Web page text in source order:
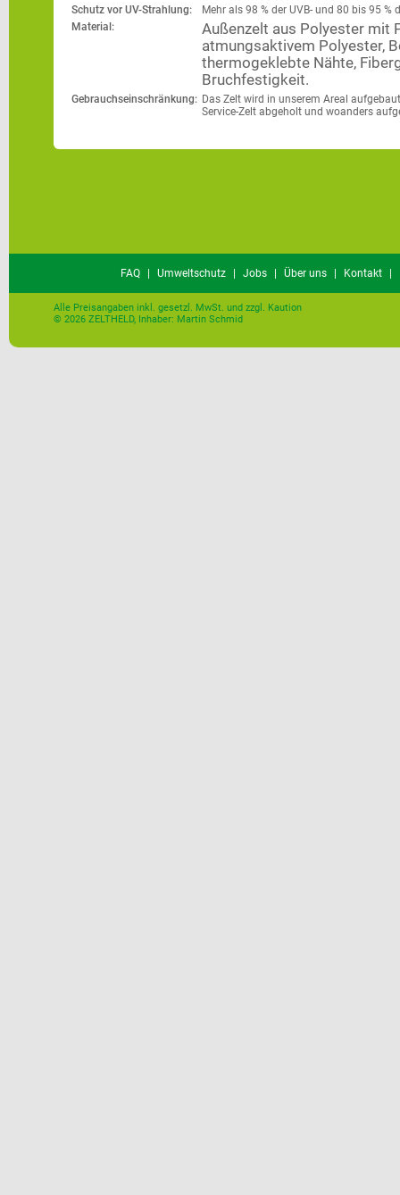
Schutz vor UV-Strahlung:
Mehr als 98 % der UVB- und 80 bis 95
Material:
Außenzelt aus Polyester mit
atmungsaktivem Polyester,
thermogeklebte Nähte,
Bruchfestigkeit.
Gebrauchseinschränkung: Das Zelt wird in unserem Areal
Service-Zelt abgeholt und woanders
FAQ Umweltschutz Jobs Über uns Kontakt
Alle Preisangaben inkl. gesetzl. MwSt. und zzgl. Kaution
© 2026 ZELTHELD, Inhaber: Martin Schmid